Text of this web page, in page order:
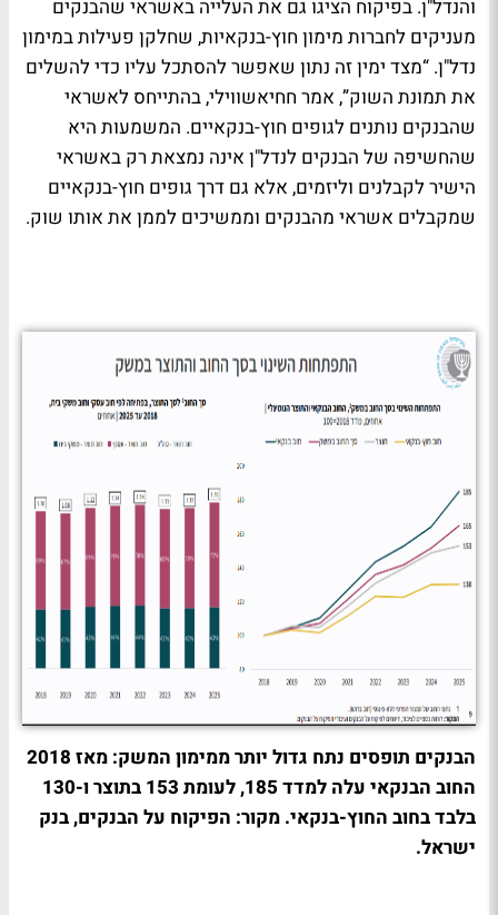
והנדל"ן. בפיקוח הציגו גם את העלייה באשראי שהבנקים
מעניקים לחברות מימון חוץ-בנקאיות, שחלקן פעילות במימון
נדל"ן. “מצד ימין זה נתון שאפשר להסתכל עליו כדי להשלים
את תמונת השוק”, אמר חחיאשווילי, בהתייחס לאשראי
שהבנקים נותנים לגופים חוץ-בנקאיים. המשמעות היא
שהחשיפה של הבנקים לנדל"ן אינה נמצאת רק באשראי
הישיר לקבלנים וליזמים, אלא גם דרך גופים חוץ-בנקאיים
שמקבלים אשראי מהבנקים וממשיכים לממן את אותו שוק.
הבנקים תופסים נתח גדול יותר ממימון המשק: מאז 2018
החוב הבנקאי עלה למדד 185, לעומת 153 בתוצר ו-130
בלבד בחוב החוץ-בנקאי. מקור: הפיקוח על הבנקים, בנק
ישראל.